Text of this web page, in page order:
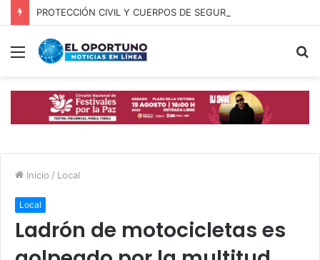
Menú
Inicio / Local
Local
Ladrón de motocicletas es